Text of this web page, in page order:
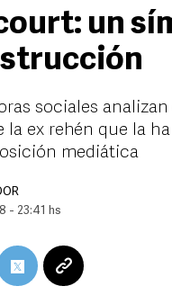
un
sociales
la ex rehén que la
mediática
- 23:41 hs